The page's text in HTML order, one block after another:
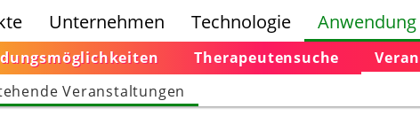
Unternehmen Technologie Anwendung
Therapeutensuche
Veranstaltungen